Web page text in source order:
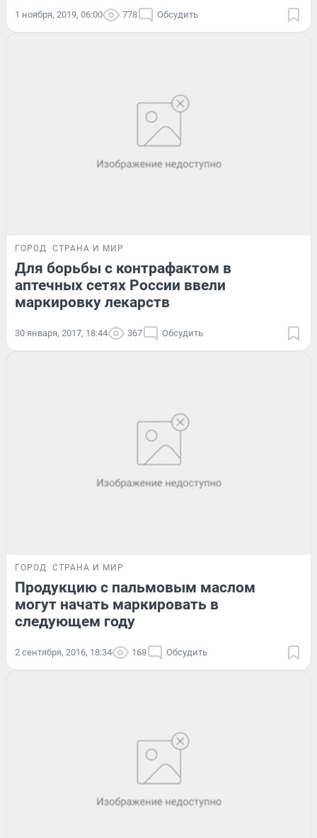
1 ноября, 2019, 06:00 778 Обсудить
ГОРОД СТРАНА И МИР
Для борьбы с контрафактом в
аптечных сетях России ввели
маркировку лекарств
30 января, 2017, 18:44 367 Обсудить
ГОРОД СТРАНА И МИР
Продукцию с пальмовым маслом
могут начать маркировать в
следующем году
2 сентября, 2016, 18:34 168 Обсудить